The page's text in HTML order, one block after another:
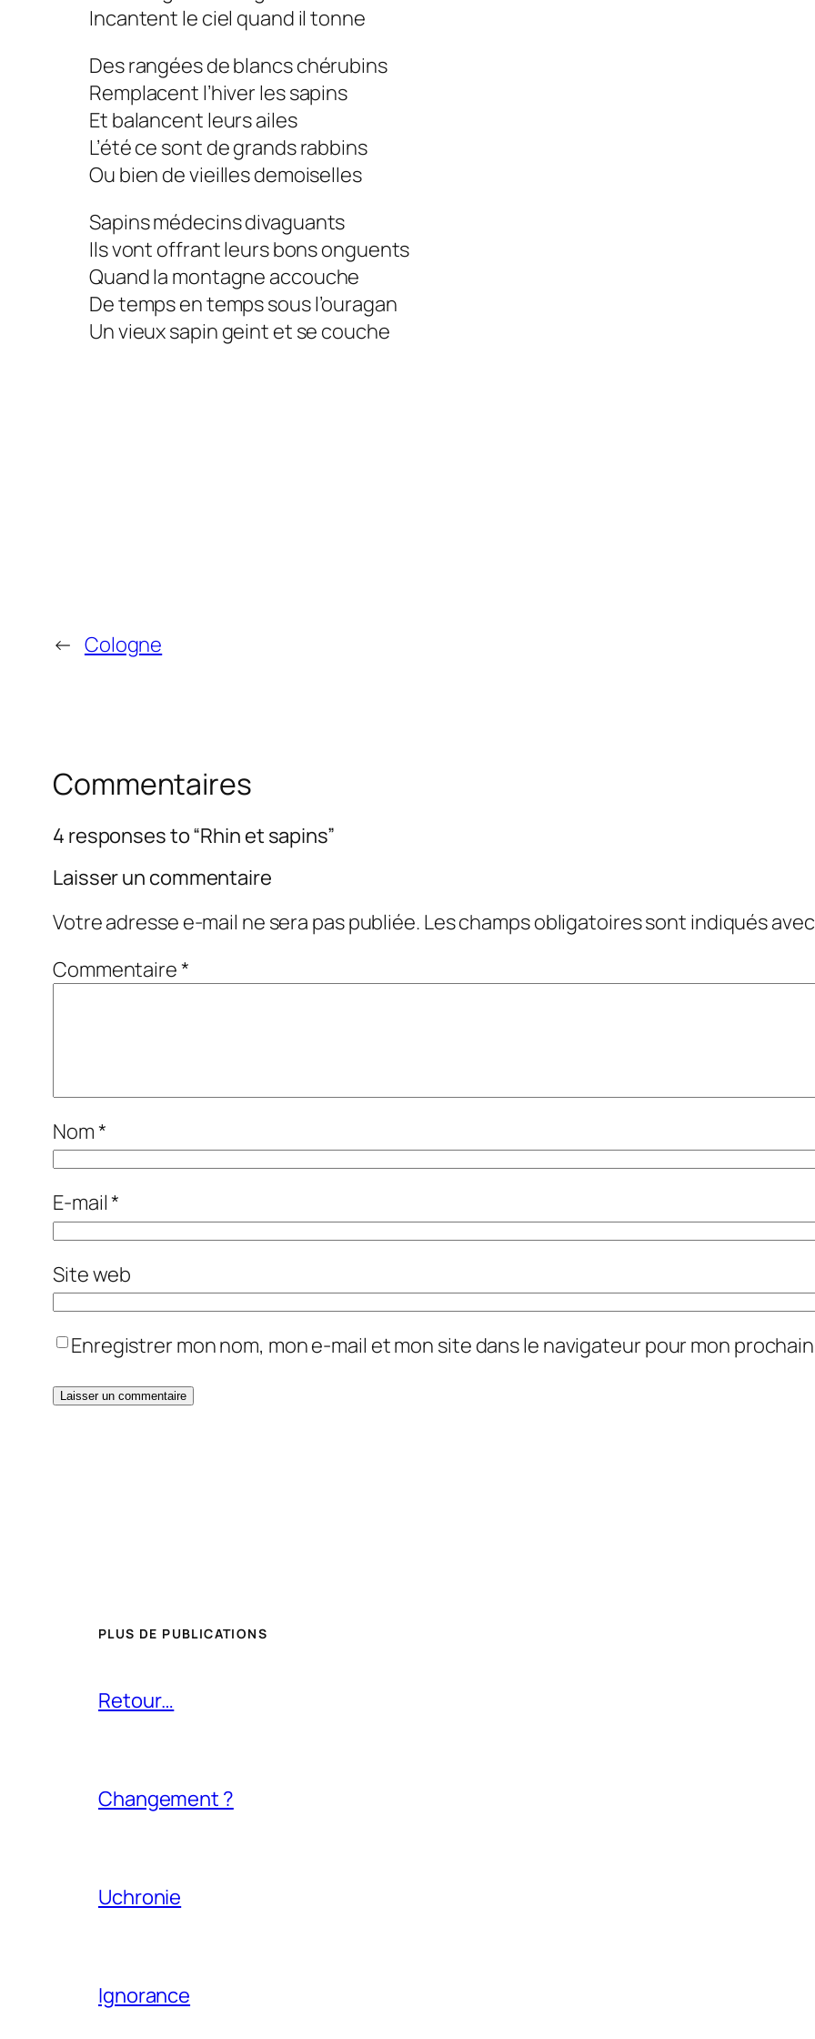
Incantent le ciel quand il tonne
Des rangées de blancs chérubins
Remplacent l’hiver les sapins
Et balancent leurs ailes
L’été ce sont de grands rabbins
Ou bien de vieilles demoiselles
Sapins médecins divaguants
Ils vont offrant leurs bons onguents
Quand la montagne accouche
De temps en temps sous l’ouragan
Un vieux sapin geint et se couche
← Cologne
Commentaires
4 responses to “Rhin et sapins”
Laisser un commentaire
Votre adresse e-mail ne sera pas publiée. Les champs obligatoires sont indiqués
Commentaire*
Nom*
E-mail*
Site web
Enregistrer mon nom, mon e-mail et mon site dans le navigateur pour mon
PLUS DE PUBLICATIONS
Retour…
Changement ?
Uchronie
Ignorance